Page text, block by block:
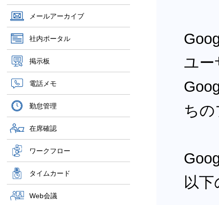
メールアーカイブ
社内ポータル
掲示板
電話メモ
勤怠管理
在席確認
ワークフロー
タイムカード
Web会議
ユー
ち
以